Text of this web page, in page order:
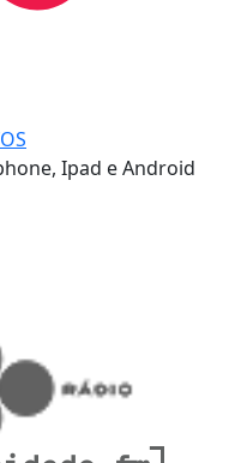
Ipad e Android